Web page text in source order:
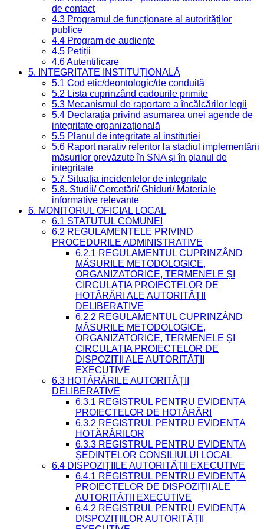
de contact
4.3 Programul de funcționare al autorităților
publice
4.4 Program de audiențe
4.5 Petiții
4.6 Autentificare
5. INTEGRITATE INSTITUȚIONALĂ
5.1 Cod etic/deontologic/de conduită
5.2 Lista cuprinzând cadourile primite
5.3 Mecanismul de raportare a încălcărilor legii
5.4 Declarația privind asumarea unei agende de
integritate organizațională
5.5 Planul de integritate al instituției
5.6 Raport narativ referitor la stadiul implementării
măsurilor prevăzute în SNA și în planul de
integritate
5.7 Situația incidentelor de integritate
5.8. Studii/ Cercetări/ Ghiduri/ Materiale
informative relevante
6. MONITORUL OFICIAL LOCAL
6.1 STATUTUL COMUNEI
6.2 REGULAMENTELE PRIVIND
PROCEDURILE ADMINISTRATIVE
6.2.1 REGULAMENTUL CUPRINZÂND
MĂSURILE METODOLOGICE,
ORGANIZATORICE, TERMENELE ȘI
CIRCULAȚIA PROIECTELOR DE
HOTĂRÂRI ALE AUTORITĂȚII
DELIBERATIVE
6.2.2 REGULAMENTUL CUPRINZÂND
MĂSURILE METODOLOGICE,
ORGANIZATORICE, TERMENELE ȘI
CIRCULAȚIA PROIECTELOR DE
DISPOZIȚII ALE AUTORITĂȚII
EXECUTIVE
6.3 HOTĂRÂRILE AUTORITĂȚII
DELIBERATIVE
6.3.1 REGISTRUL PENTRU EVIDENȚA
PROIECTELOR DE HOTĂRÂRI
6.3.2 REGISTRUL PENTRU EVIDENȚA
HOTĂRÂRILOR
6.3.3 REGISTRUL PENTRU EVIDENȚA
ȘEDINȚELOR CONSILIULUI LOCAL
6.4 DISPOZIȚIILE AUTORITĂȚII EXECUTIVE
6.4.1 REGISTRUL PENTRU EVIDENȚA
PROIECTELOR DE DISPOZIȚII ALE
AUTORITĂȚII EXECUTIVE
6.4.2 REGISTRUL PENTRU EVIDENȚA
DISPOZIȚIILOR AUTORITĂȚII